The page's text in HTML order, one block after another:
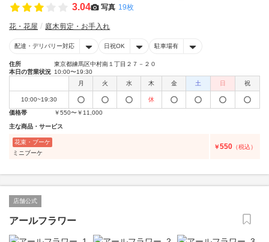
3.04 写真 19枚
花・花屋 庭木剪定・お手入れ
配達・デリバリー対応 日祝OK 駐車場有
住所
東京都練馬区中村南１丁目２７－２０
本日の営業状況 10:00〜19:30
月
火 水 木 金 土 日 祝
10:00~19:30
休
価格帯
￥550〜￥11,000
主な商品・サービス
花束・ブーケ
ミニブーケ
￥550 （税込）
店舗公式
アールフラワー